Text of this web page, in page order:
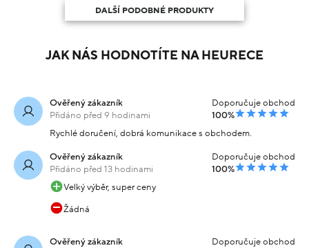
DALŠÍ PODOBNÉ PRODUKTY
JAK NÁS HODNOTÍTE NA HEURECE
Ověřený zákazník
Přidáno před 9 hodinami
Doporučuje obchod
100%
Rychlé doručení, dobrá komunikace s obchodem.
Ověřený zákazník
Přidáno před 13 hodinami
Doporučuje obchod
100%
Velký výběr, super ceny
Žádná
Ověřený zákazník
Doporučuje obchod